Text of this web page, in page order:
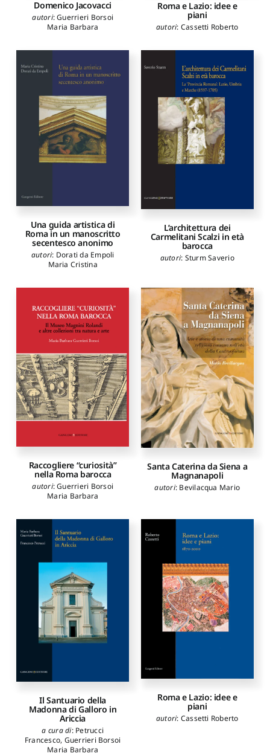
Domenico Jacovacci
autori:Guerrieri Borsoi
Maria Barbara
Roma e Lazio: idee e
piani
autori: Cassetti Roberto
Una guida artistica di
Roma in un manoscritto
secentesco anonimo
autori: Dorati da Empoli
Maria Cristina
L’architettura dei
Carmelitani Scalzi in età
barocca
autori: Sturm Saverio
Raccogliere “curiosità”
nella Roma barocca
autori:Guerrieri Borsoi
Maria Barbara
Santa Caterina da Siena a
Magnanapoli
autori: Bevilacqua Mario
Il Santuario della
Madonna di Galloro in
Ariccia
a cura di: Petrucci
Francesco, Guerrieri Borsoi
Maria Barbara
Roma e Lazio: idee e
piani
autori: Cassetti Roberto